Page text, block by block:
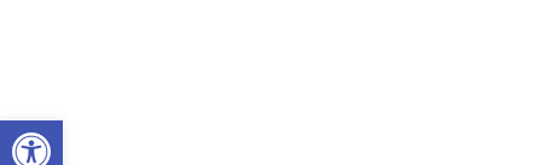
Abrir barra de herramientas